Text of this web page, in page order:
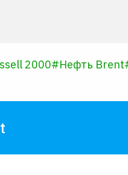
2000#Нефть Brent